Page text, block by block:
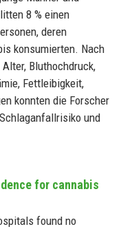
8 % einen
deren
konsumierten. Nach
Bluthochdruck,
Fettleibigkeit,
konnten die Forscher
und
for cannabis
found no